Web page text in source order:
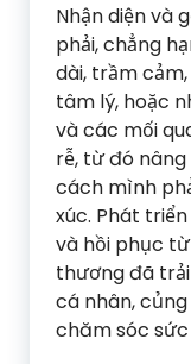
Nhận diện và
phải, chẳng
dài, trầm
tâm lý, hoặc
và các mối
rễ, từ đó
cách mình
xúc. Phát
và hồi phục
thương đã trải
cá nhân,
chăm sóc